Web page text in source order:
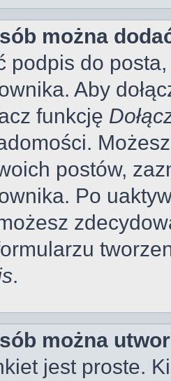
można
podpis do
Aby
funkcję
postów,
Po
.
można
jest proste.